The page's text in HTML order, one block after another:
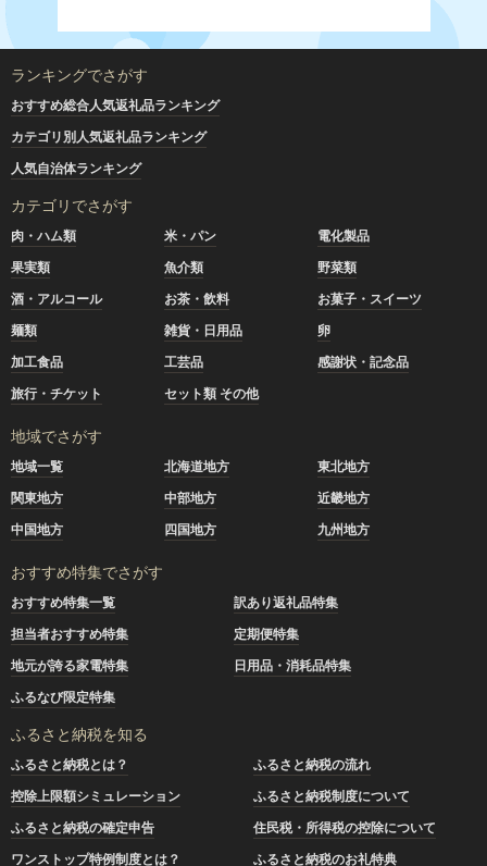
ランキングでさがす
おすすめ総合人気返礼品ランキング
カテゴリ別人気返礼品ランキング
人気自治体ランキング
カテゴリでさがす
肉・ハム類 米・パン
電化製品
果実類
魚介類
野菜類
酒・アルコール
お茶・飲料
お菓子・スイーツ
麺類
雑貨・日用品
卵
加工食品
工芸品
感謝状・記念品
旅行・チケット
セット類 その他
地域でさがす
地域一覧 北海道地方
東北地方
関東地方
中部地方
近畿地方
中国地方
四国地方 九州地方
おすすめ特集でさがす
おすすめ特集一覧
訳あり返礼品特集
担当者おすすめ特集
定期便特集
地元が誇る家電特集
日用品・消耗品特集
ふるなび限定特集
ふるさと納税を知る
ふるさと納税とは？
ふるさと納税の流れ
控除上限額シミュレーション
ふるさと納税制度について
ふるさと納税の確定申告
住民税・所得税の控除について
ワンストップ特例制度とは？
ふるさと納税のお礼特典